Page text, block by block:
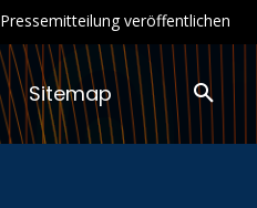
Pressemitteilung veröffentlichen
Sitemap